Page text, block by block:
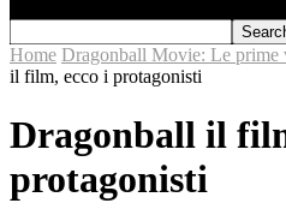
Home Dragonball Movie: Le prime
il film, ecco i protagonisti
Dragonball il
protagonisti